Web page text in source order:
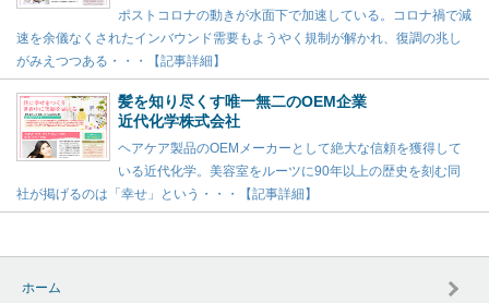
ポストコロナの動きが水面下で加速している。コロナ禍で減
速を余儀なくされたインバウンド需要もようやく規制が解かれ、復調の兆し
がみえつつある・・・【記事詳細】
髪を知り尽くす唯一無二のOEM企業
近代化学株式会社
ヘアケア製品のOEMメーカーとして絶大な信頼を獲得して
いる近代化学。美容室をルーツに90年以上の歴史を刻む同
社が掲げるのは「幸せ」という・・・【記事詳細】
ホーム